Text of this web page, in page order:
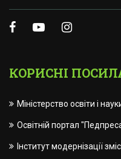
КОРИСНІ
Міністерство освіти і
Освітній портал
Інститут модернізації